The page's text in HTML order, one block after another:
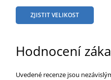
ZJISTIT VELIKOST
Hodnocení
Uvedené recenze jsou